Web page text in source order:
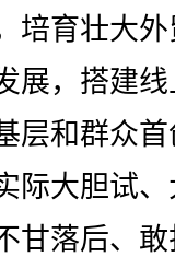
培育壮大
展，搭建
层和群众
际大胆试
甘落后、